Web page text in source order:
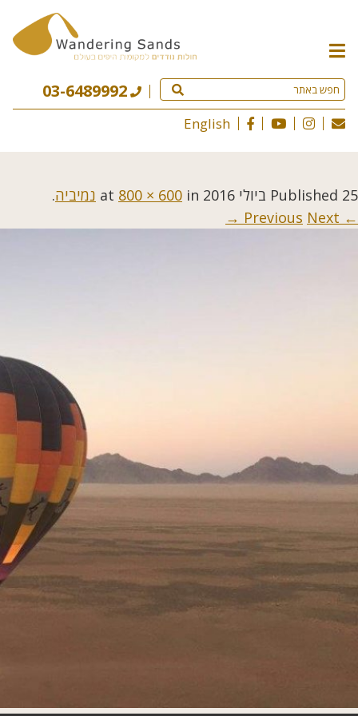
תפריט
האתר
03-6489992
English
Published 25 ביולי 2016 800 × 600 in נמיביה.
← Previous
Next →